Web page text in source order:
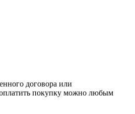
договора или
оплатить покупку можно любым